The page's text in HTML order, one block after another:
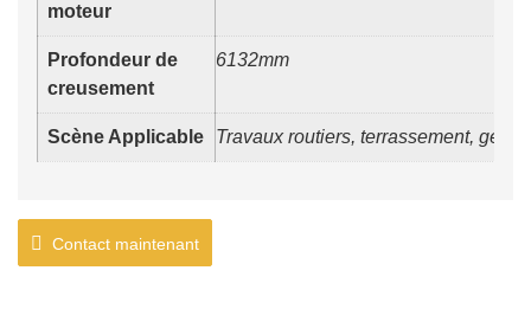
moteur
Profondeur de
creusement
6132mm
Scène Applicable Travaux routiers, terrassement,
Contact maintenant